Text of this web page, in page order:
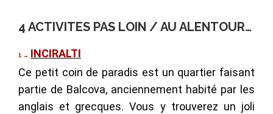
4 ACTIVITES PAS LOIN / AU ALENTOUR…
1 → INCIRALTI
Ce petit coin de paradis est un quartier faisant
partie de Balcova, anciennement habité par les
anglais et grecques. Vous y trouverez un joli